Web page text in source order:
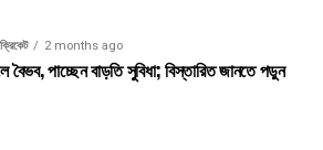
2 months ago
বৈভব, পাচ্ছেন বাড়তি সুবিধা; বিস্তারিত জানতে পড়ুন